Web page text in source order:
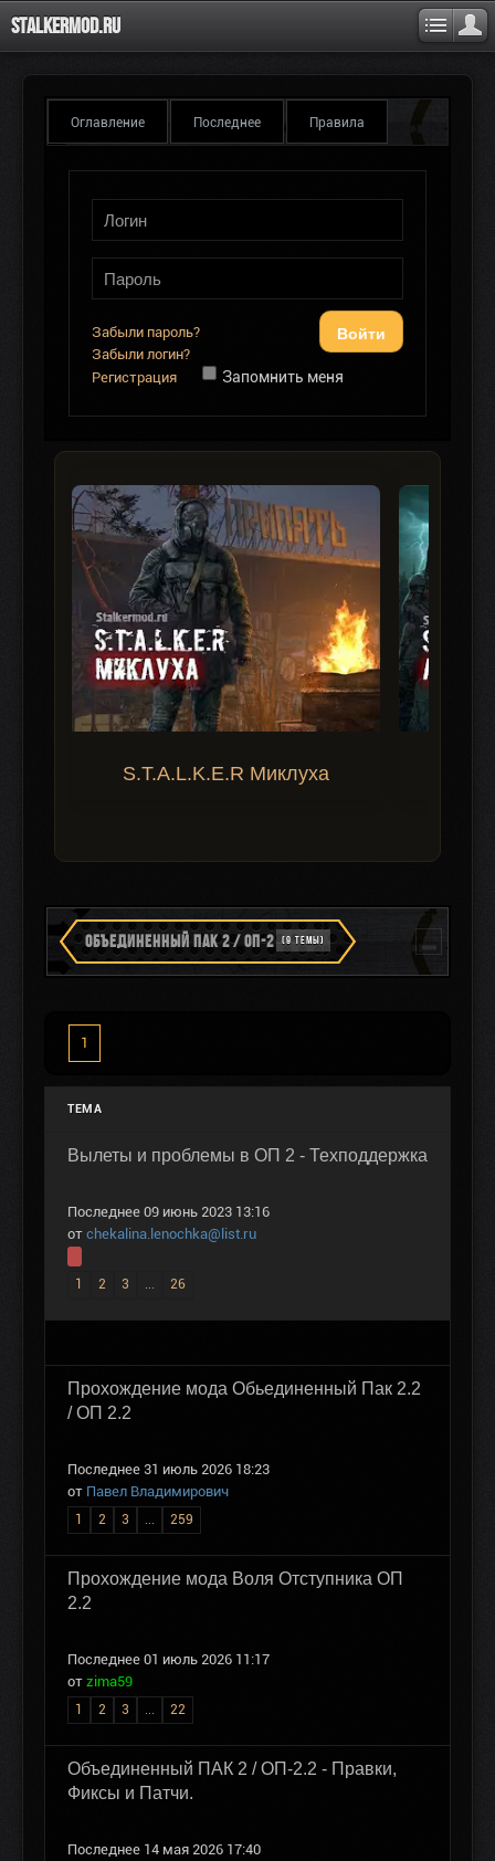
Stalkermod.ru
Оглавление Последнее Правила
Войти
Забыли пароль?
Забыли логин?
Регистрация
Запомнить меня
S.T.A.L.K.E.R Миклуха
ОБЪЕДИНЕННЫЙ ПАК 2 / ОП-2 (9 ТЕМЫ)
1
ТЕМА
Вылеты и проблемы в ОП 2 - Техподдержка
Последнее 09 июнь 2023 13:16
от chekalina.lenochka@list.ru
1 2 3 ... 26
Прохождение мода Обьединенный Пак 2.2
/ ОП 2.2
Последнее 31 июль 2026 18:23
от Павел Владимирович
1 2 3 ... 259
Прохождение мода Воля Отступника ОП
2.2
Последнее 01 июль 2026 11:17
от zima59
1 2 3 ... 22
Объединенный ПАК 2 / ОП-2.2 - Правки,
Фиксы и Патчи.
Последнее 14 мая 2026 17:40